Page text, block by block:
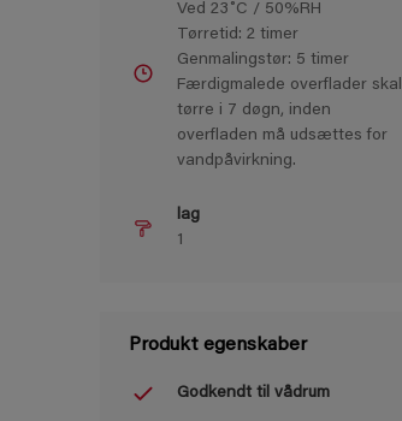
Ved 23˚C / 50%RH
Tørretid: 2 timer
Genmalingstør: 5 timer
Færdigmalede overﬂader skal
tørre i 7 døgn, inden
overﬂaden må udsættes for
vandpåvirkning.
lag
1
Produkt egenskaber
Godkendt til vådrum